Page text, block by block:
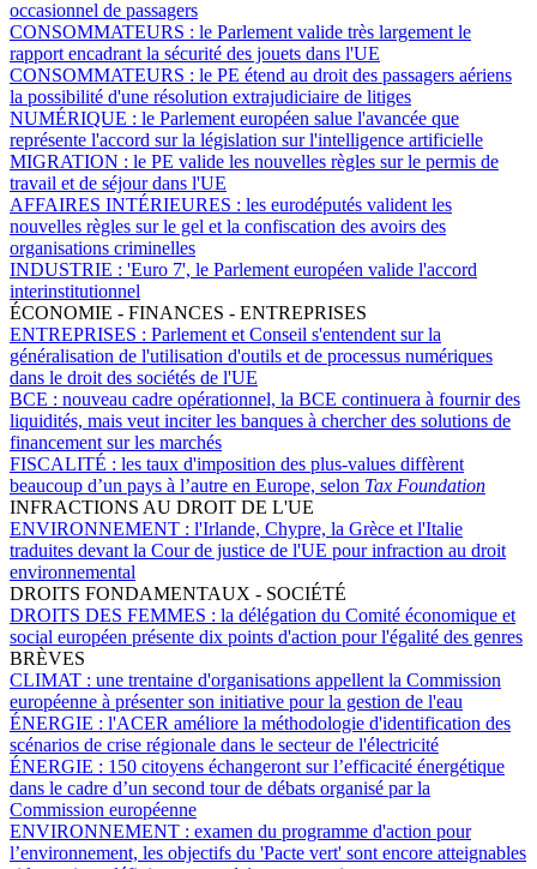
occasionnel de passagers
CONSOMMATEURS : le Parlement valide très largement le
rapport encadrant la sécurité des jouets dans l'UE
CONSOMMATEURS : le PE étend au droit des passagers aériens
la possibilité d'une résolution extrajudiciaire de litiges
NUMÉRIQUE : le Parlement européen salue l'avancée que
représente l'accord sur la législation sur l'intelligence artificielle
MIGRATION : le PE valide les nouvelles règles sur le permis de
travail et de séjour dans l'UE
AFFAIRES INTÉRIEURES : les eurodéputés valident les
nouvelles règles sur le gel et la confiscation des avoirs des
organisations criminelles
INDUSTRIE : 'Euro 7', le Parlement européen valide l'accord
interinstitutionnel
ÉCONOMIE - FINANCES - ENTREPRISES
ENTREPRISES : Parlement et Conseil s'entendent sur la
généralisation de l'utilisation d'outils et de processus numériques
dans le droit des sociétés de l'UE
BCE : nouveau cadre opérationnel, la BCE continuera à fournir des
liquidités, mais veut inciter les banques à chercher des solutions de
financement sur les marchés
FISCALITÉ : les taux d'imposition des plus-values diffèrent
beaucoup d’un pays à l’autre en Europe, selon Tax Foundation
INFRACTIONS AU DROIT DE L'UE
ENVIRONNEMENT : l'Irlande, Chypre, la Grèce et l'Italie
traduites devant la Cour de justice de l'UE pour infraction au droit
environnemental
DROITS FONDAMENTAUX - SOCIÉTÉ
DROITS DES FEMMES : la délégation du Comité économique et
social européen présente dix points d'action pour l'égalité des genres
BRÈVES
CLIMAT : une trentaine d'organisations appellent la Commission
européenne à présenter son initiative pour la gestion de l'eau
ÉNERGIE : l'ACER améliore la méthodologie d'identification des
scénarios de crise régionale dans le secteur de l'électricité
ÉNERGIE : 150 citoyens échangeront sur l’efficacité énergétique
dans le cadre d’un second tour de débats organisé par la
Commission européenne
ENVIRONNEMENT : examen du programme d'action pour
l’environnement, les objectifs du 'Pacte vert' sont encore atteignables